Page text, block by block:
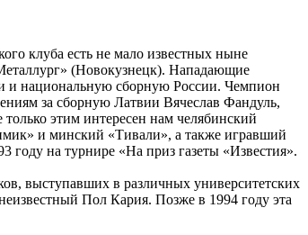
клуба есть не мало известных ныне
(Новокузнецк). Нападающие
и национальную сборную России. Чемпион
за сборную Латвии Вячеслав Фандуль,
этим интересен нам челябинский
и минский «Тивали», а также игравший
году на турнире «На приз газеты «Известия».
выступавших в различных университетских
Пол Кария. Позже в 1994 году эта